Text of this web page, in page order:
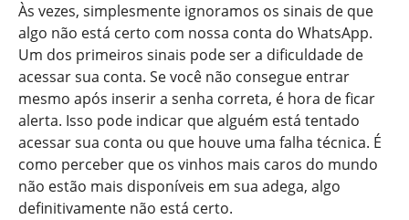
Às vezes, simplesmente ignoramos os sinais de que
algo não está certo com nossa conta do WhatsApp.
Um dos primeiros sinais pode ser a dificuldade de
acessar sua conta. Se você não consegue entrar
mesmo após inserir a senha correta, é hora de ficar
alerta. Isso pode indicar que alguém está tentado
acessar sua conta ou que houve uma falha técnica. É
como perceber que os vinhos mais caros do mundo
não estão mais disponíveis em sua adega, algo
definitivamente não está certo.